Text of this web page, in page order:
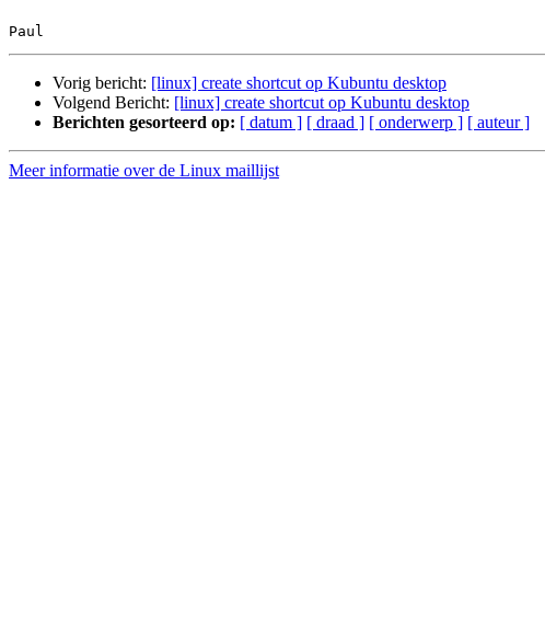
Vorig bericht: [linux] create shortcut op Kubuntu desktop
Volgend Bericht: [linux] create shortcut op Kubuntu desktop
Berichten gesorteerd op: [ datum ] [ draad ] [ onderwerp ] [ auteur ]
Meer informatie over de Linux maillijst